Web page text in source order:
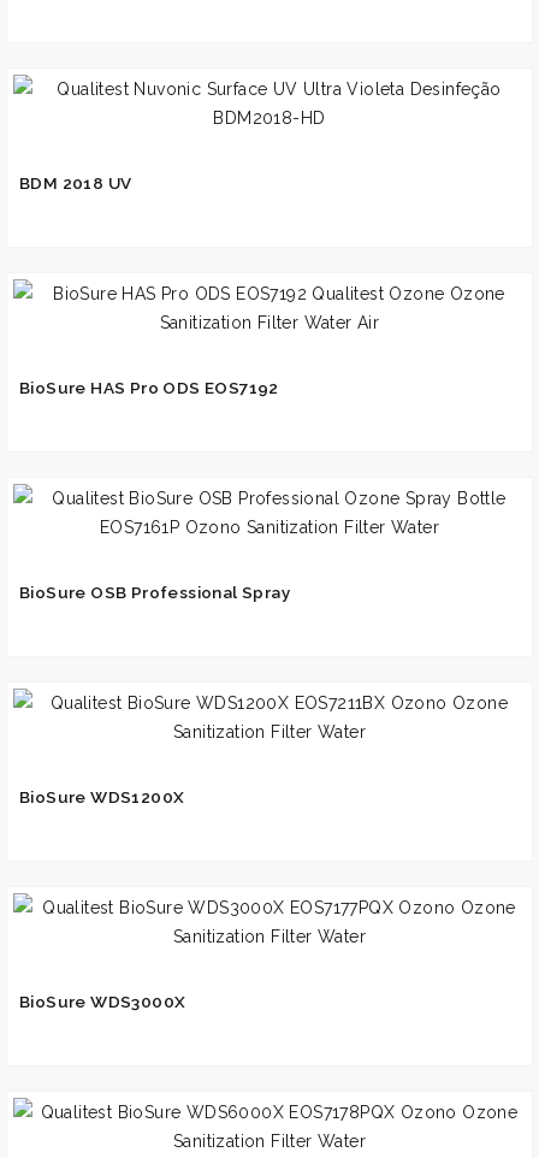
BDM 2018 UV
BioSure HAS Pro ODS EOS7192
BioSure OSB Professional Spray
BioSure WDS1200X
BioSure WDS3000X